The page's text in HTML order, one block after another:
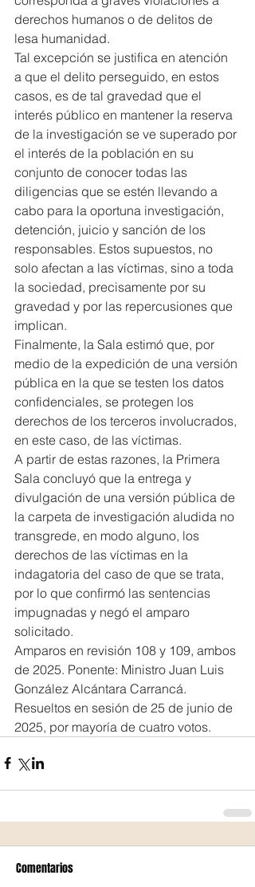
derechos humanos o de delitos de
lesa humanidad.
Tal excepción se justifica en atención
a que el delito perseguido, en estos
casos, es de tal gravedad que el
interés público en mantener la reserva
de la investigación se ve superado por
el interés de la población en su
conjunto de conocer todas las
diligencias que se estén llevando a
cabo para la oportuna investigación,
detención, juicio y sanción de los
responsables. Estos supuestos, no
solo afectan a las víctimas, sino a toda
la sociedad, precisamente por su
gravedad y por las repercusiones que
implican.
Finalmente, la Sala estimó que, por
medio de la expedición de una versión
pública en la que se testen los datos
confidenciales, se protegen los
derechos de los terceros involucrados,
en este caso, de las víctimas.
A partir de estas razones, la Primera
Sala concluyó que la entrega y
divulgación de una versión pública de
la carpeta de investigación aludida no
transgrede, en modo alguno, los
derechos de las víctimas en la
indagatoria del caso de que se trata,
por lo que confirmó las sentencias
impugnadas y negó el amparo
solicitado.
Amparos en revisión 108 y 109, ambos
de 2025. Ponente: Ministro Juan Luis
González Alcántara Carrancá.
Resueltos en sesión de 25 de junio de
2025, por mayoría de cuatro votos.
Comentarios